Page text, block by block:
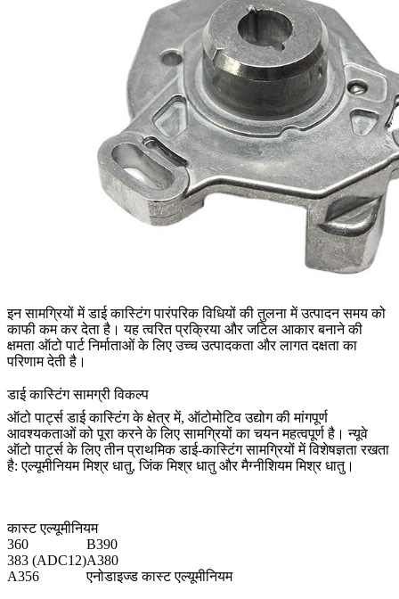
इन सामग्रियों में डाई कास्टिंग पारंपरिक विधियों की तुलना में उत्पादन समय को
काफी कम कर देता है। यह त्वरित प्रक्रिया और जटिल आकार बनाने की
क्षमता ऑटो पार्ट निर्माताओं के लिए उच्च उत्पादकता और लागत दक्षता का
परिणाम देती है।
डाई कास्टिंग सामग्री विकल्प
ऑटो पार्ट्स डाई कास्टिंग के क्षेत्र में, ऑटोमोटिव उद्योग की मांगपूर्ण
आवश्यकताओं को पूरा करने के लिए सामग्रियों का चयन महत्वपूर्ण है। न्यूवे
ऑटो पार्ट्स के लिए तीन प्राथमिक डाई-कास्टिंग सामग्रियों में विशेषज्ञता रखता
है: एल्यूमीनियम मिश्र धातु, जिंक मिश्र धातु और मैग्नीशियम मिश्र धातु।
कास्ट एल्यूमीनियम
360
B390
383 (ADC12)A380
A356
एनोडाइज्ड कास्ट एल्यूमीनियम